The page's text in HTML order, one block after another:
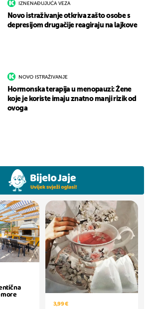
IZNENAĐUJUĆA VEZA
Novo istraživanje otkriva zašto osobe s
depresijom drugačije reagiraju na lajkove
NOVO ISTRAŽIVANJE
Hormonska terapija u menopauzi: Žene
koje je koriste imaju znatno manji rizik od
ovoga
3,99 €